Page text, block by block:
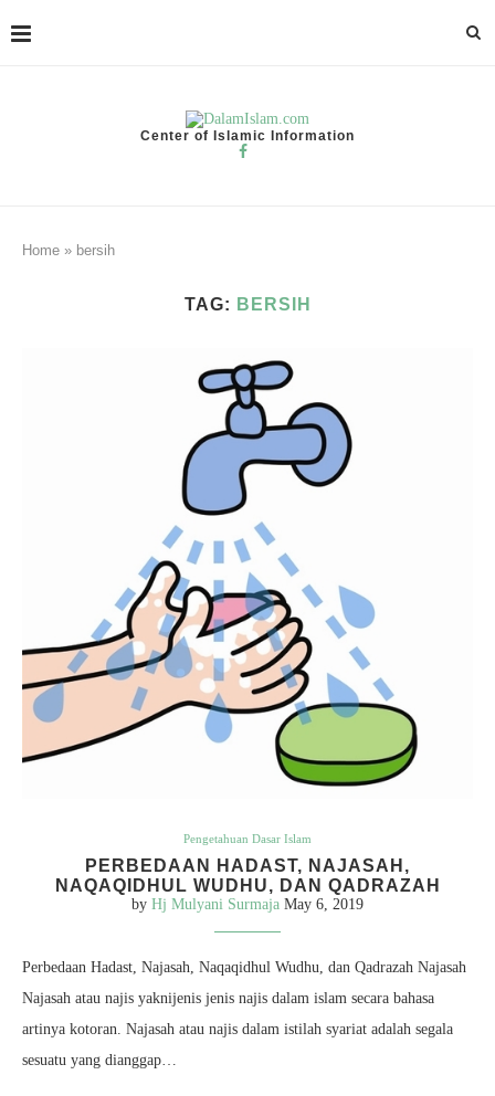
Center of Islamic Information
Home » bersih
TAG: BERSIH
Pengetahuan Dasar Islam
PERBEDAAN HADAST, NAJASAH,
NAQAQIDHUL WUDHU, DAN QADRAZAH
by Hj Mulyani Surmaja May 6, 2019
Perbedaan Hadast, Najasah, Naqaqidhul Wudhu, dan Qadrazah Najasah
Najasah atau najis yaknijenis jenis najis dalam islam secara bahasa
artinya kotoran. Najasah atau najis dalam istilah syariat adalah segala
sesuatu yang dianggap…